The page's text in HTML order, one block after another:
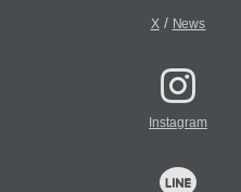
X/ News
Instagram